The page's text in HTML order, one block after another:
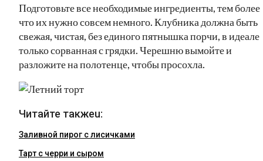
Подготовьте все необходимые ингредиенты, тем более
что их нужно совсем немного. Клубника должна быть
свежая, чистая, без единого пятнышка порчи, в идеале
только сорванная с грядки. Черешню вымойте и
разложите на полотенце, чтобы просохла.
Читайте такжеu:
Заливной пирог с лисичками
Тарт с черри и сыром